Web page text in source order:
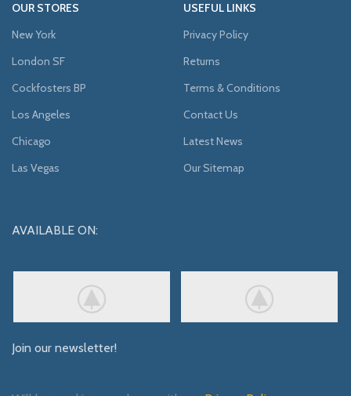
OUR STORES
New York
London SF
Cockfosters BP
Los Angeles
Chicago
Las Vegas
USEFUL LINKS
Privacy Policy
Returns
Terms & Conditions
Contact Us
Latest News
Our Sitemap
AVAILABLE ON:
Join our newsletter!